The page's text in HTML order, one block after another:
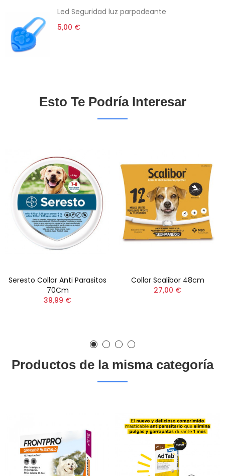
Led Seguridad luz parpadeante
5,00 €
Esto Te Podría Interesar
Seresto Collar Anti Parasitos
70Cm
39,99 €
Collar Scalibor 48cm
27,00 €
Productos de la misma categoría